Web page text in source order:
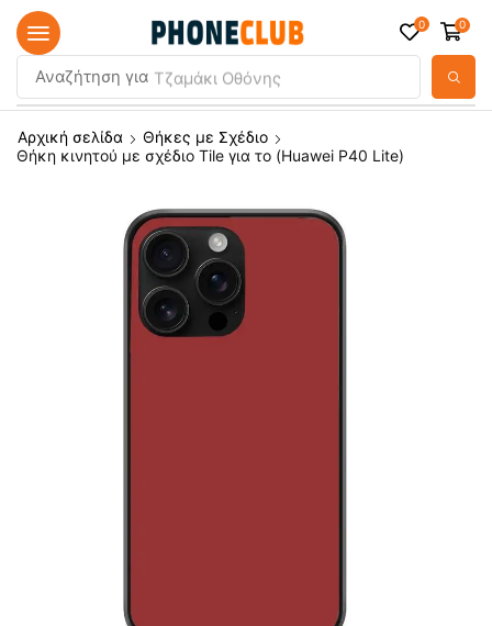
Αναζήτηση για Τζαμάκι Οθόνης
0 0
Αρχική σελίδα
Θήκες με Σχέδιο
Θήκη κινητού με σχέδιο Tile για το (Huawei P40 Lite)